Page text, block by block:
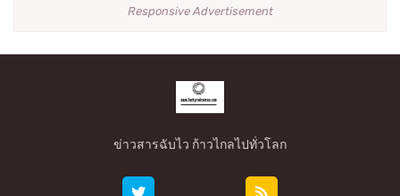
Responsive Advertisement
ข่าวสารฉับไว ก้าวไกลไปทั่วโลก